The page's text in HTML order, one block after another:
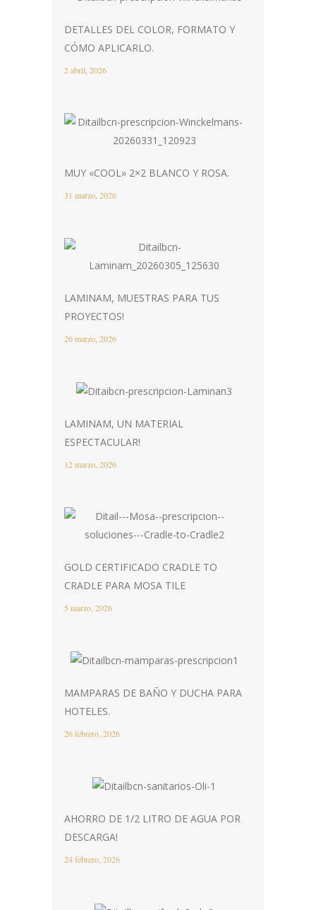
DETALLES DEL COLOR, FORMATO Y
CÓMO APLICARLO.
2 abril, 2026
MUY «COOL» 2×2 BLANCO Y ROSA.
31 marzo, 2026
LAMINAM, MUESTRAS PARA TUS
PROYECTOS!
26 marzo, 2026
LAMINAM, UN MATERIAL
ESPECTACULAR!
12 marzo, 2026
GOLD CERTIFICADO CRADLE TO
CRADLE PARA MOSA TILE
5 marzo, 2026
MAMPARAS DE BAÑO Y DUCHA PARA
HOTELES.
26 febrero, 2026
AHORRO DE 1/2 LITRO DE AGUA POR
DESCARGA!
24 febrero, 2026